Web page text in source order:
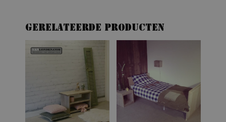
Gerelateerde producten